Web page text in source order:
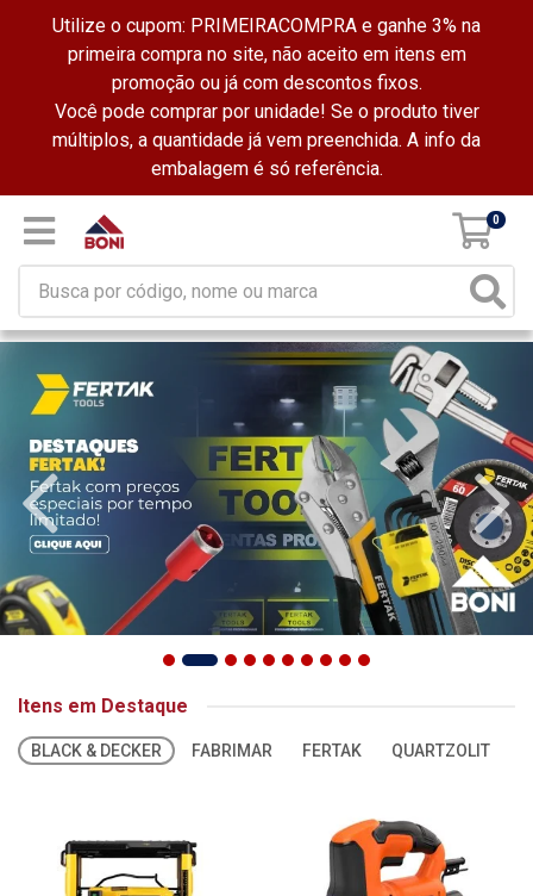
Utilize o cupom: PRIMEIRACOMPRA e ganhe 3% na
primeira compra no site, não aceito em itens em
promoção ou já com descontos fixos.
Você pode comprar por unidade! Se o produto tiver
múltiplos, a quantidade já vem preenchida. A info da
embalagem é só referência.
0
Itens em Destaque
BLACK & DECKER FABRIMAR FERTAK QUARTZOLIT